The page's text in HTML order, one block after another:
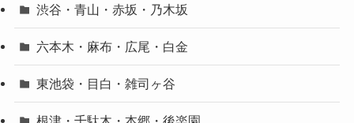
渋谷・青山・赤坂・乃木坂
六本木・麻布・広尾・白金
東池袋・目白・雑司ヶ谷